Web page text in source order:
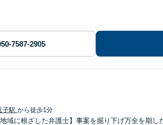
子駅 から徒歩1分
地域に根ざした弁護士】事案を掘り下げ万全を期